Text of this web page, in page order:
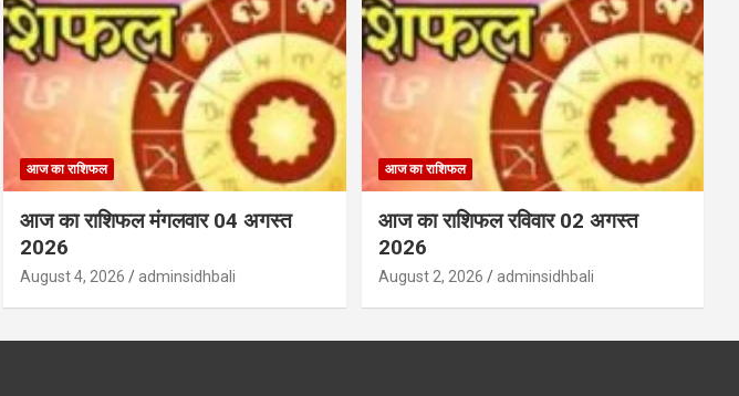
आज का राशिफल
आज का राशिफल मंगलवार 04 अगस्त
2026
August 4, 2026 adminsidhbali
आज का राशिफल
आज का राशिफल रविवार 02 अगस्त
2026
August 2, 2026 adminsidhbali